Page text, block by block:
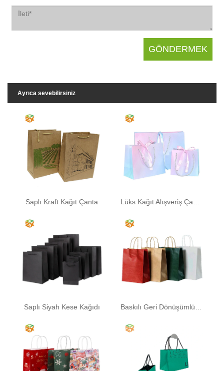
Ayrıca sevebilirsiniz
Saplı Kraft Kağıt Çanta
Saplı Siyah Kese Kağıdı